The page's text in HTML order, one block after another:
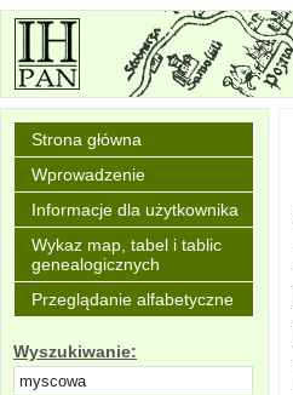
Strona główna
Wprowadzenie
Informacje dla użytkownika
Wykaz map, tabel i tablic
genealogicznych
Przeglądanie alfabetyczne
Wyszukiwanie: